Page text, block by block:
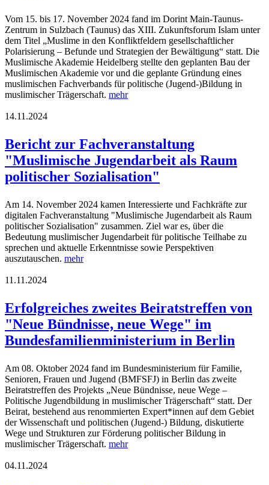
Vom 15. bis 17. November 2024 fand im Dorint Main-Taunus-
Zentrum in Sulzbach (Taunus) das XIII. Zukunftsforum Islam unter
dem Titel „Muslime in den Konfliktfeldern gesellschaftlicher
Polarisierung – Befunde und Strategien der Bewältigung“ statt. Die
Muslimische Akademie Heidelberg stellte den geplanten Bau der
Muslimischen Akademie vor und die geplante Gründung eines
muslimischen Fachverbands für politische (Jugend-)Bildung in
muslimischer Trägerschaft. mehr
14.11.2024
Bericht zur Fachveranstaltung
"Muslimische Jugendarbeit als Raum
politischer Sozialisation"
Am 14. November 2024 kamen Interessierte und Fachkräfte zur
digitalen Fachveranstaltung "Muslimische Jugendarbeit als Raum
politischer Sozialisation" zusammen. Ziel war es, über die
Bedeutung muslimischer Jugendarbeit für politische Teilhabe zu
sprechen und aktuelle Erkenntnisse sowie Perspektiven
auszutauschen. mehr
11.11.2024
Erfolgreiches zweites Beiratstreffen von
"Neue Bündnisse, neue Wege" im
Bundesfamilienministerium in Berlin
Am 08. Oktober 2024 fand im Bundesministerium für Familie,
Senioren, Frauen und Jugend (BMFSFJ) in Berlin das zweite
Beiratstreffen des Projekts „Neue Bündnisse, neue Wege –
Politische Jugendbildung in muslimischer Trägerschaft“ statt. Der
Beirat, bestehend aus renommierten Expert*innen auf dem Gebiet
der Wissenschaft und politischen (Jugend-) Bildung, diskutierte
Wege und Strukturen zur Förderung politischer Bildung in
muslimischer Trägerschaft. mehr
04.11.2024